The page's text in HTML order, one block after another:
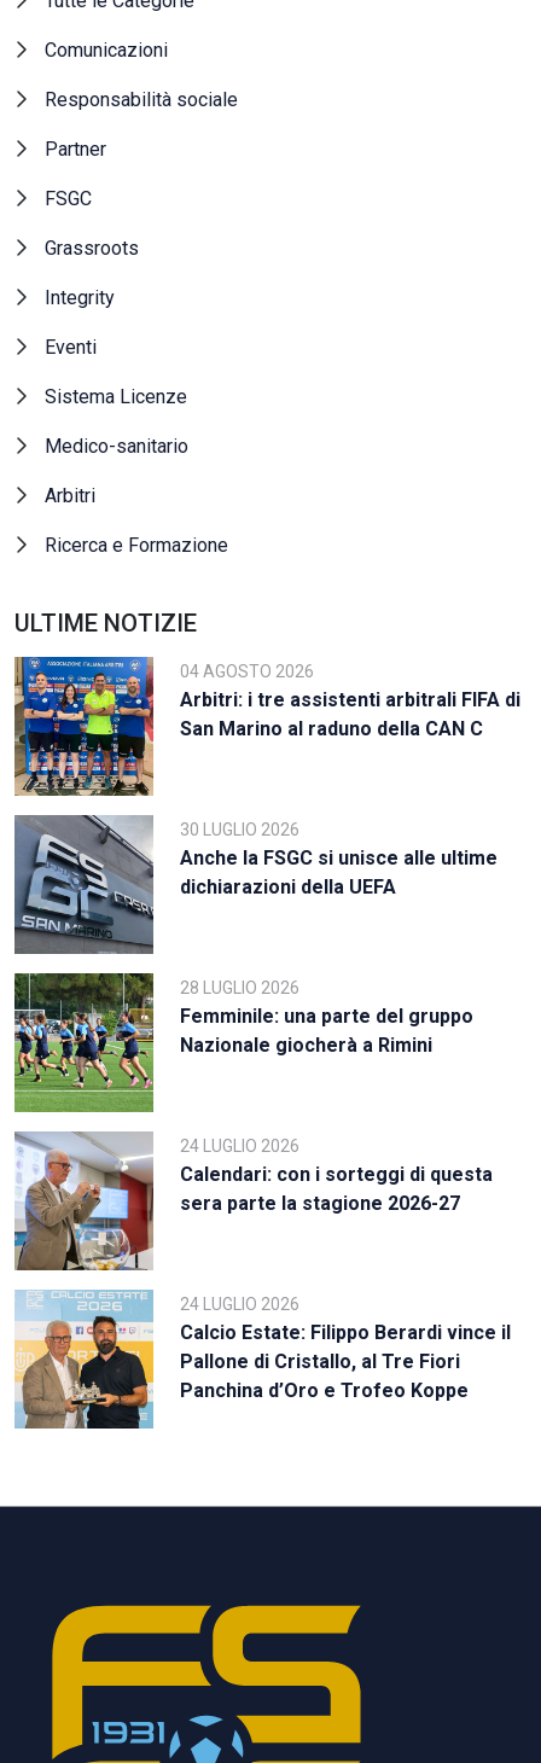
Comunicazioni
Responsabilità sociale
Partner
FSGC
Grassroots
Integrity
Eventi
Sistema Licenze
Medico-sanitario
Arbitri
Ricerca e Formazione
ULTIME NOTIZIE
04 AGOSTO 2026
Arbitri: i tre assistenti arbitrali FIFA di
San Marino al raduno della CAN C
30 LUGLIO 2026
Anche la FSGC si unisce alle ultime
dichiarazioni della UEFA
28 LUGLIO 2026
Femminile: una parte del gruppo
Nazionale giocherà a Rimini
24 LUGLIO 2026
Calendari: con i sorteggi di questa
sera parte la stagione 2026-27
24 LUGLIO 2026
Calcio Estate: Filippo Berardi vince il
Pallone di Cristallo, al Tre Fiori
Panchina d’Oro e Trofeo Koppe